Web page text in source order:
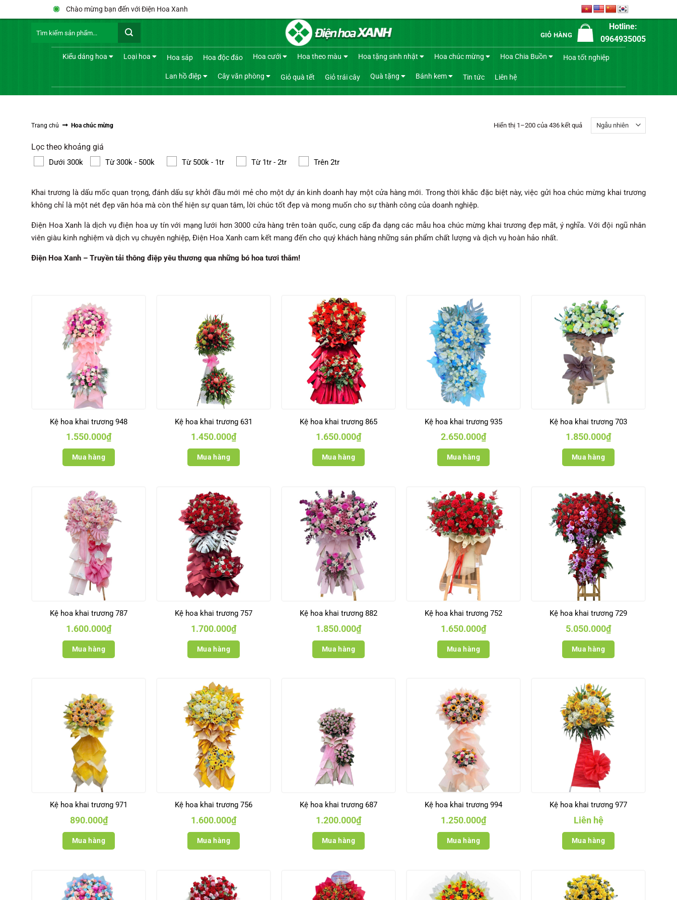
qua
Chào mừng bạn đến với Điện Hoa Xanh
kiếm:
GIỎ HÀNG
Hotline:
0964935005
Kiểu dáng hoa Loại hoa Hoa sáp Hoa độc đáo Hoa cưới Hoa theo màu Hoa tặng sinh nhật Hoa chúc mừng Hoa Chia Buồn Hoa tốt nghiệp
Lan hồ điệp Cây văn phòng Giỏ quà tết Giỏ trái cây Quà tặng Bánh kem Tin tức Liên hệ
Trang chủ Hoa chúc mừng Hiển thị 1–200 của 436 kết quả
Lọc theo khoảng giá
Dưới 300k Từ 300k - 500k Từ 500k - 1tr Từ 1tr - 2tr Trên 2tr
Khai trương là dấu mốc quan trọng, đánh dấu sự khởi đầu mới mẻ cho một dự án kinh doanh hay một cửa hàng mới. Trong thời khắc đặc biệt này, việc gửi hoa chúc mừng khai trương
không chỉ là một nét đẹp văn hóa mà còn thể hiện sự quan tâm, lời chúc tốt đẹp và mong muốn cho sự thành công của doanh nghiệp.
Điện Hoa Xanh là dịch vụ điện hoa uy tín với mạng lưới hơn 3000 cửa hàng trên toàn quốc, cung cấp đa dạng các mẫu hoa chúc mừng khai trương đẹp mắt, ý nghĩa. Với đội ngũ nhân
viên giàu kinh nghiệm và dịch vụ chuyên nghiệp, Điện Hoa Xanh cam kết mang đến cho quý khách hàng những sản phẩm chất lượng và dịch vụ hoàn hảo nhất.
Điện Hoa Xanh – Truyền tải thông điệp yêu thương qua những bó hoa tươi thắm!
Kệ hoa khai trương 948
1.550.000₫
Mua hàng
Kệ hoa khai trương 631
1.450.000₫
Mua hàng
Kệ hoa khai trương 865
1.650.000₫
Mua hàng
Kệ hoa khai trương 935
2.650.000₫
Mua hàng
Kệ hoa khai trương 703
1.850.000₫
Mua hàng
Kệ hoa khai trương 787
1.600.000₫
Mua hàng
Kệ hoa khai trương 757
1.700.000₫
Mua hàng
Kệ hoa khai trương 882
1.850.000₫
Mua hàng
Kệ hoa khai trương 752
1.650.000₫
Mua hàng
Kệ hoa khai trương 729
5.050.000₫
Mua hàng
Kệ hoa khai trương 971
890.000₫
Mua hàng
Kệ hoa khai trương 756
1.600.000₫
Mua hàng
Kệ hoa khai trương 687
1.200.000₫
Mua hàng
Kệ hoa khai trương 994
1.250.000₫
Mua hàng
Kệ hoa khai trương 977
Liên hệ
Mua hàng